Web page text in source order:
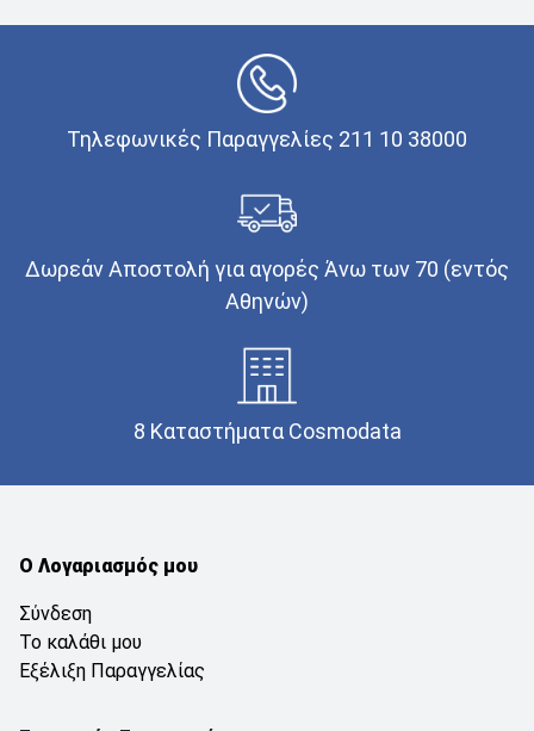
Τηλεφωνικές Παραγγελίες 211 10 38000
Δωρεάν Αποστολή για αγορές Άνω των 70 (εντός
Αθηνών)
8 Καταστήματα Cosmodata
Ο Λογαριασμός μου
Σύνδεση
Το καλάθι μου
Εξέλιξη Παραγγελίας